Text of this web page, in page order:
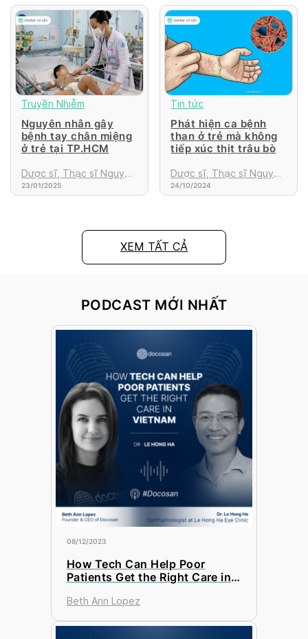
Truyền Nhiễm
Nguyên nhân gây
bệnh tay chân miệng
ở trẻ tại TP.HCM
Dược sĩ, Thạc sĩ Nguyễn
Thị Thanh Tú
23/01/2025
Tin tức
Phát hiện ca bệnh
than ở trẻ mà không
tiếp xúc thịt trâu bò
Dược sĩ, Thạc sĩ Nguyễn
Thị Thanh Tú
24/10/2024
XEM TẤT CẢ
PODCAST MỚI NHẤT
08/12/2023
How Tech Can Help Poor
Patients Get the Right Care in
Beth Ann Lopez